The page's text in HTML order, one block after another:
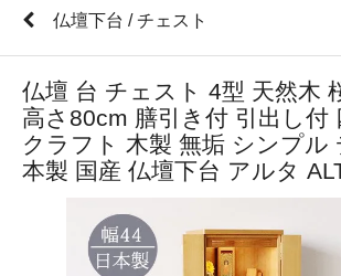
仏壇下台 / チェスト
仏壇 台 チェスト 4型 天然木
高さ80cm 膳引き付 引出し付
クラフト 木製 無垢 シンプル
本製 国産 仏壇下台 アルタ